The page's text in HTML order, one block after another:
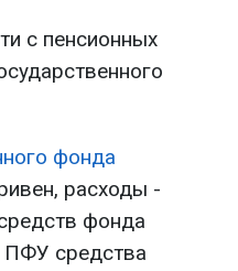
с пенсионных
фонда
расходы -
фонда
ПФУ средства